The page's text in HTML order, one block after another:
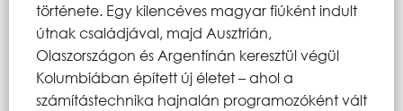
története. Egy kilencéves magyar fiúként indult
útnak családjával, majd Ausztrián,
Olaszországon és Argentínán keresztül végül
Kolumbiában épített új életet – ahol a
számítástechnika hajnalán programozóként vált